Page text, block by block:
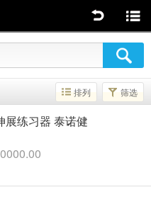
排列 筛选
练习器 泰诺健